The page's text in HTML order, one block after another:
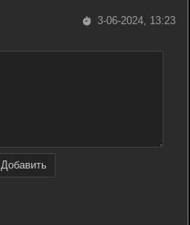
3-06-2024, 13:23
Добавить